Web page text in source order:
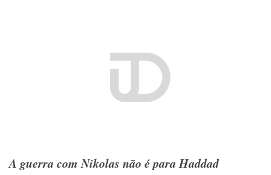
A guerra com Nikolas não é para Haddad